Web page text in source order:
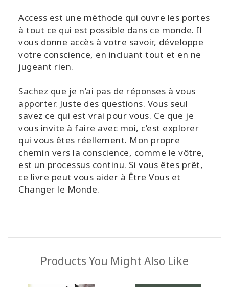
Access est une méthode qui ouvre les portes
à tout ce qui est possible dans ce monde. Il
vous donne accès à votre savoir, développe
votre conscience, en incluant tout et en ne
jugeant rien.
Sachez que je n’ai pas de réponses à vous
apporter. Juste des questions. Vous seul
savez ce qui est vrai pour vous. Ce que je
vous invite à faire avec moi, c’est explorer
qui vous êtes réellement. Mon propre
chemin vers la conscience, comme le vôtre,
est un processus continu. Si vous êtes prêt,
ce livre peut vous aider à Être Vous et
Changer le Monde.
Products You Might Also Like